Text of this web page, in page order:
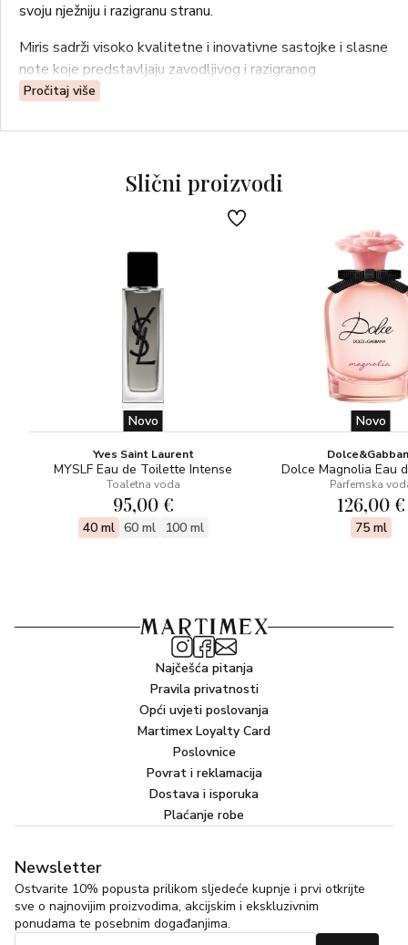
svoju nježniju i razigranu stranu.
Miris sadrži visoko kvalitetne i inovativne sastojke i slasne
note koje predstavljaju zavodljivog i razigranog
medvjedića čiji zagrljaj ne ostavlja mjesta za bijeg.
GORNJE NOTE: Talijanski bergamot, ružičaste bobice,
NOTE SRCA: Magnolija, ruža, cvijet lana
BAZNE NOTE: Vetiver, cashmeran, ambermax, sylkolide
Olfaktorrna obitelj: drvenasto-začinska
Pročitaj više
Slični proizvodi
Novo
Yves Saint Laurent
MYSLF Eau de Toilette Intense
Toaletna voda
95,00 €
40 ml 60 ml 100 ml
Novo
Dolce Magnolia Eau
Parfemska
126,00 €
75 ml
Najčešća pitanja
Pravila privatnosti
Opći uvjeti poslovanja
Martimex Loyalty Card
Poslovnice
Povrat i reklamacija
Dostava i isporuka
Plaćanje robe
Newsletter
Ostvarite 10% popusta prilikom sljedeće kupnje i prvi otkrijte
sve o najnovijim proizvodima, akcijskim i ekskluzivnim
ponudama te posebnim događanjima.